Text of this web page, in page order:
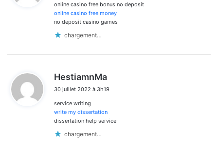
:
online casino free bonus no deposit
online casino free money
no deposit casino games
chargement…
HestiamnMa
t
:
30 juillet 2022 à 3h19
service writing
write my dissertation
dissertation help service
chargement…